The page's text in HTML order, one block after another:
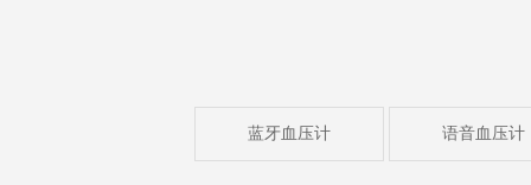
蓝牙血压计 语音血压计